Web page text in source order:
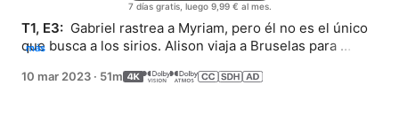
7 días gratis, luego 9,99 € al mes.
T1, E3: Gabriel rastrea a Myriam, pero él no es el único
que busca a los sirios. Alison viaja a Bruselas para
Europea.
más
10 mar 2023 · 51m